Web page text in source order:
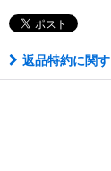
返品特約に関